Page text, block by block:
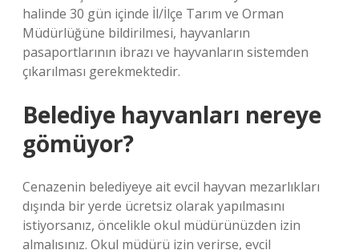
halinde 30 gün içinde İl/İlçe Tarım ve Orman
Müdürlüğüne bildirilmesi, hayvanların
pasaportlarının ibrazı ve hayvanların sistemden
çıkarılması gerekmektedir.
Belediye hayvanları nereye
gömüyor?
Cenazenin belediyeye ait evcil hayvan mezarlıkları
dışında bir yerde ücretsiz olarak yapılmasını
istiyorsanız, öncelikle okul müdürünüzden izin
almalısınız. Okul müdürü izin verirse, evcil